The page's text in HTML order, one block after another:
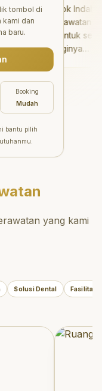
Pondok Indah
perawatan gigi
luar biasa untuk semua
Dokter giginya
ramah, dan
waktu untuk
pasien tentang
gigi dan mulut
baik. Klinik ini terletak di
yang strategis,
nyaman untuk
untuk
yang kami
Solusi Dental Fasilitas
tombol di
kami dan
baru.
Booking
Mudah
bantu pilih